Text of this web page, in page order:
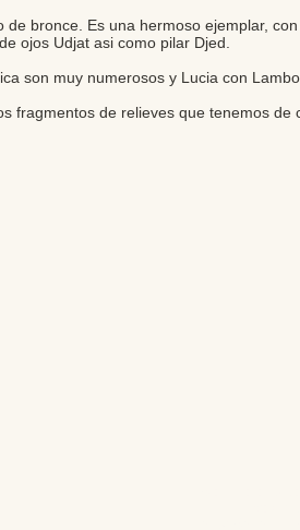
de bronce. Es una hermoso ejemplar,
ojos Udjat asi como pilar Djed.
son muy numerosos y Lucia con
fragmentos de relieves que tenemos